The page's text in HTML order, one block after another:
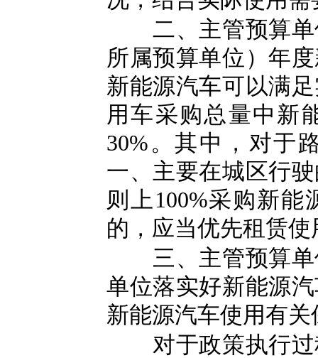
二、主管预算单
所属预算单位）年
新能源汽车可以满
用车采购总量中新
30%。其中，对于
一、主要在城区行
则上100%采购新
的，应当优先租赁
三、主管预算单
单位落实好新能源
新能源汽车使用有
对于政策执行过